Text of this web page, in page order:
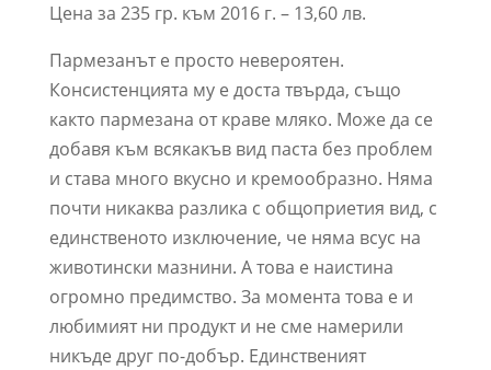
Цена за 235 гр. към 2016 г. – 13,60 лв.
Пармезанът е просто невероятен.
Консистенцията му е доста твърда, също
както пармезана от краве мляко. Може да се
добавя към всякакъв вид паста без проблем
и става много вкусно и кремообразно. Няма
почти никаква разлика с общоприетия вид, с
единственото изключение, че няма всус на
животински мазнини. А това е наистина
огромно предимство. За момента това е и
любимият ни продукт и не сме намерили
никъде друг по-добър. Единственият